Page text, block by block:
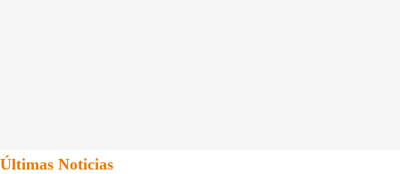
Últimas Noticias